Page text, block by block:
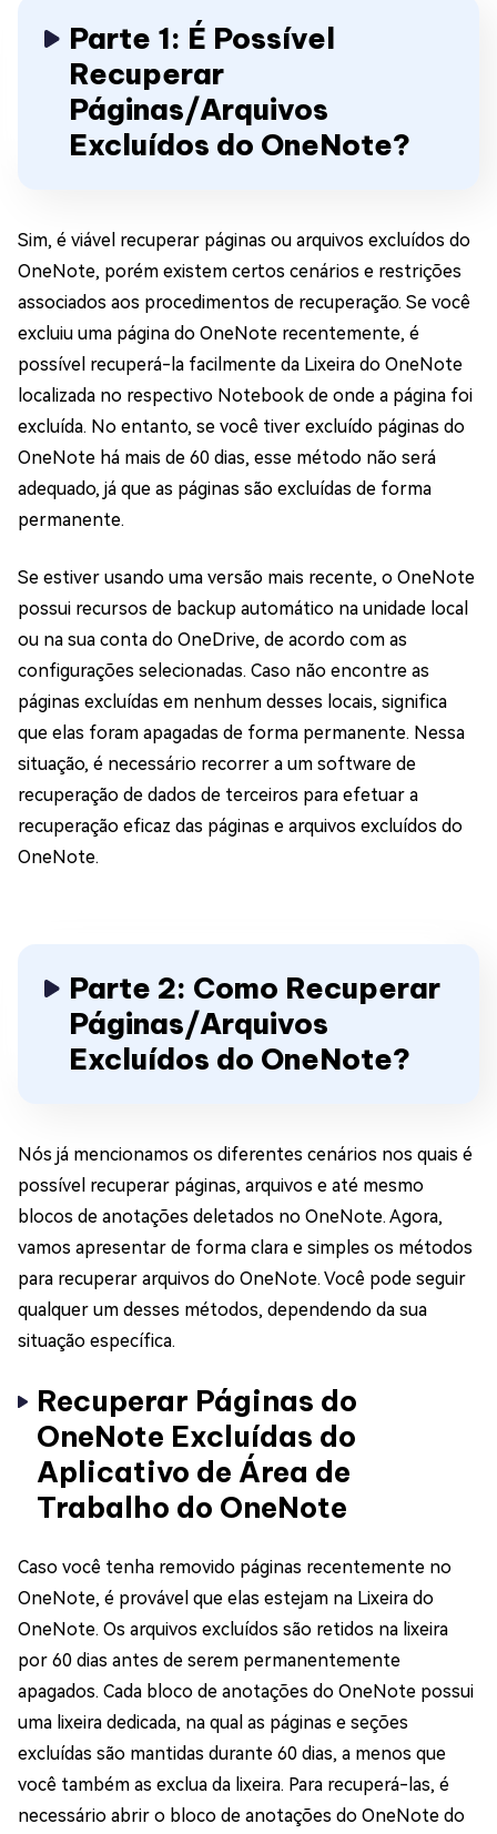
Parte 1: É Possível
Recuperar
Páginas/Arquivos
Excluídos do OneNote?
Sim, é viável recuperar páginas ou arquivos excluídos do
OneNote, porém existem certos cenários e restrições
associados aos procedimentos de recuperação. Se você
excluiu uma página do OneNote recentemente, é
possível recuperá-la facilmente da Lixeira do OneNote
localizada no respectivo Notebook de onde a página foi
excluída. No entanto, se você tiver excluído páginas do
OneNote há mais de 60 dias, esse método não será
adequado, já que as páginas são excluídas de forma
permanente.
Se estiver usando uma versão mais recente, o OneNote
possui recursos de backup automático na unidade local
ou na sua conta do OneDrive, de acordo com as
configurações selecionadas. Caso não encontre as
páginas excluídas em nenhum desses locais, significa
que elas foram apagadas de forma permanente. Nessa
situação, é necessário recorrer a um software de
recuperação de dados de terceiros para efetuar a
recuperação eficaz das páginas e arquivos excluídos do
OneNote.
Parte 2: Como Recuperar
Páginas/Arquivos
Excluídos do OneNote?
Nós já mencionamos os diferentes cenários nos quais é
possível recuperar páginas, arquivos e até mesmo
blocos de anotações deletados no OneNote. Agora,
vamos apresentar de forma clara e simples os métodos
para recuperar arquivos do OneNote. Você pode seguir
qualquer um desses métodos, dependendo da sua
situação específica.
Recuperar Páginas do
OneNote Excluídas do
Aplicativo de Área de
Trabalho do OneNote
Caso você tenha removido páginas recentemente no
OneNote, é provável que elas estejam na Lixeira do
OneNote. Os arquivos excluídos são retidos na lixeira
por 60 dias antes de serem permanentemente
apagados. Cada bloco de anotações do OneNote possui
uma lixeira dedicada, na qual as páginas e seções
excluídas são mantidas durante 60 dias, a menos que
você também as exclua da lixeira. Para recuperá-las, é
necessário abrir o bloco de anotações do OneNote do